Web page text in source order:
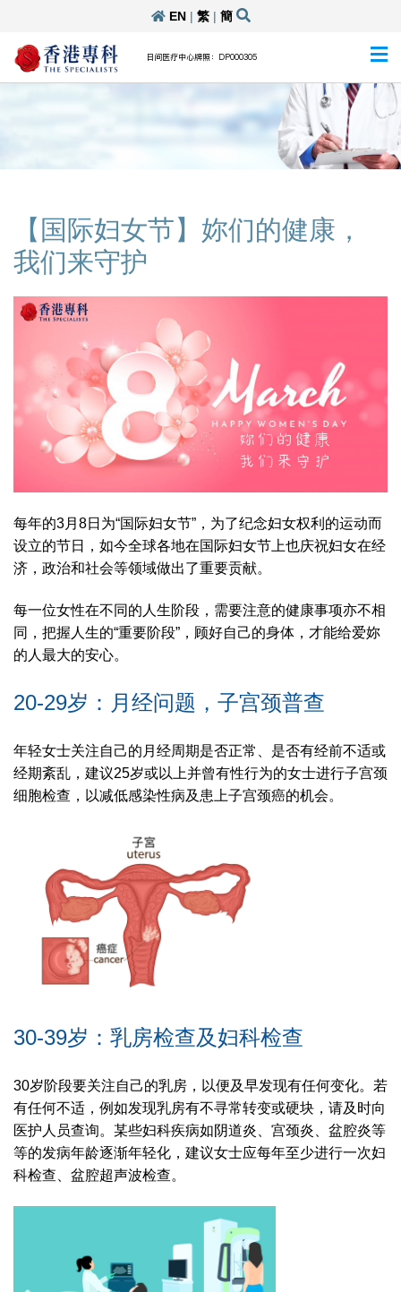
EN| 繁| 簡
日间医疗中心牌照：DP000305
【国际妇女节】妳们的健康，
我们来守护
每年的3月8日为“国际妇女节”，为了纪念妇女权利的运动而
设立的节日，如今全球各地在国际妇女节上也庆祝妇女在经
济，政治和社会等领域做出了重要贡献。
每一位女性在不同的人生阶段，需要注意的健康事项亦不相
同，把握人生的“重要阶段”，顾好自己的身体，才能给爱妳
的人最大的安心。
20-29岁：月经问题，子宫颈普查
年轻女士关注自己的月经周期是否正常、是否有经前不适或
经期紊乱，建议25岁或以上并曾有性行为的女士进行子宫颈
细胞检查，以减低感染性病及患上子宫颈癌的机会。
30-39岁：乳房检查及妇科检查
30岁阶段要关注自己的乳房，以便及早发现有任何变化。若
有任何不适，例如发现乳房有不寻常转变或硬块，请及时向
医护人员查询。某些妇科疾病如阴道炎、宫颈炎、盆腔炎等
等的发病年龄逐渐年轻化，建议女士应每年至少进行一次妇
科检查、盆腔超声波检查。